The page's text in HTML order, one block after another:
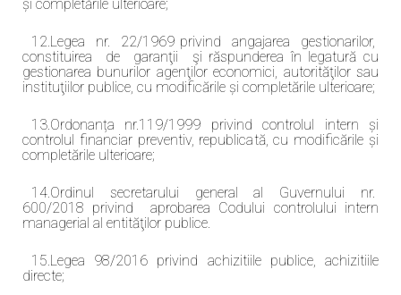
și completările ulterioare;
12.Legea nr. 22/1969 privind angajarea gestionarilor,
constituirea de garanţii şi răspunderea în legatură cu
gestionarea bunurilor agenţilor economici, autorităţilor sau
instituţiilor publice, cu modificările și completările ulterioare;
13.Ordonanța nr.119/1999 privind controlul intern și
controlul financiar preventiv, republicată, cu modificările și
completările ulterioare;
14.Ordinul secretarului general al Guvernului nr.
600/2018 privind aprobarea Codului controlului intern
managerial al entităţilor publice.
15.Legea 98/2016 privind achizitiile publice, achizitiile
directe;